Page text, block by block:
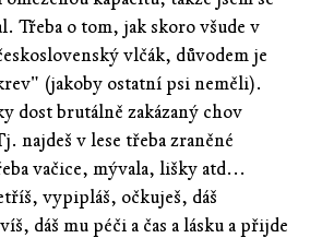
Třeba o tom, jak skoro všude v
vlčák, důvodem je
(jakoby ostatní psi neměli).
dost brutálně zakázaný chov
najdeš v lese třeba zraněné
vačice, mývala, lišky atd...
vypipláš, očkuješ, dáš
dáš mu péči a čas a lásku a přijde